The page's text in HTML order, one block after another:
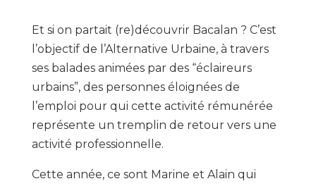
Et si on partait (re)découvrir Bacalan ? C’est
l’objectif de l’Alternative Urbaine, à travers
ses balades animées par des “éclaireurs
urbains”, des personnes éloignées de
l’emploi pour qui cette activité rémunérée
représente un tremplin de retour vers une
activité professionnelle.
Cette année, ce sont Marine et Alain qui